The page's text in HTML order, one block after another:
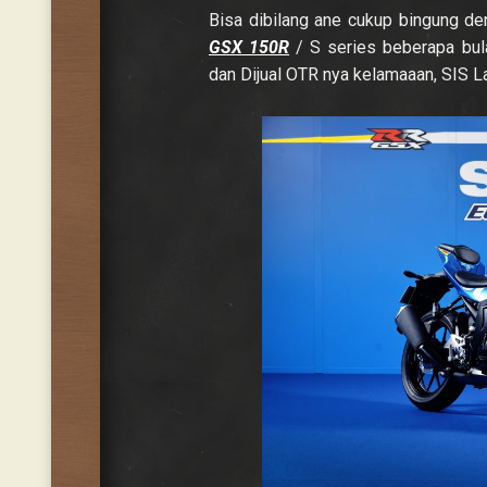
Bisa dibilang ane cukup bingung
GSX 150R / S series beberapa
dan Dijual OTR nya kelamaaan, SIS